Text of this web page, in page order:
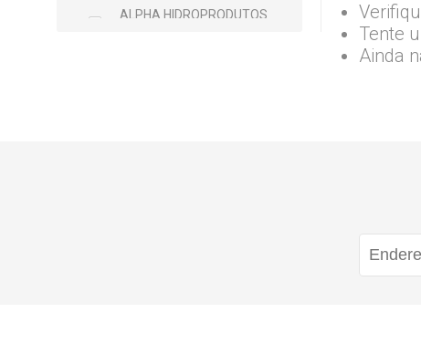
ALPHA HIDROPRODUTOS
Tente
Ainda